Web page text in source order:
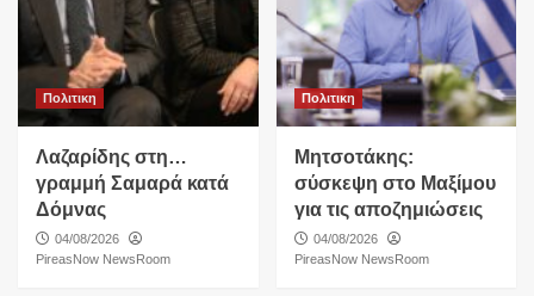
Πολιτικη
Λαζαρίδης στη…
γραμμή Σαμαρά κατά
Δόμνας
04/08/2026
PireasNow NewsRoom
Πολιτικη
Μητσοτάκης:
σύσκεψη στο Μαξίμου
για τις αποζημιώσεις
04/08/2026
PireasNow NewsRoom